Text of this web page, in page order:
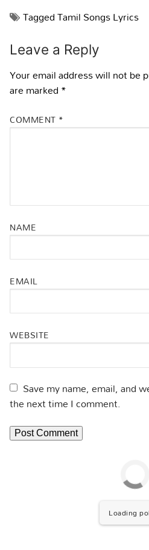
TaggedTamil Songs Lyrics
Leave a Reply
Your email address will not be
are marked*
COMMENT *
NAME
EMAIL
WEBSITE
Save my name, email, and
the next time I comment.
Loading